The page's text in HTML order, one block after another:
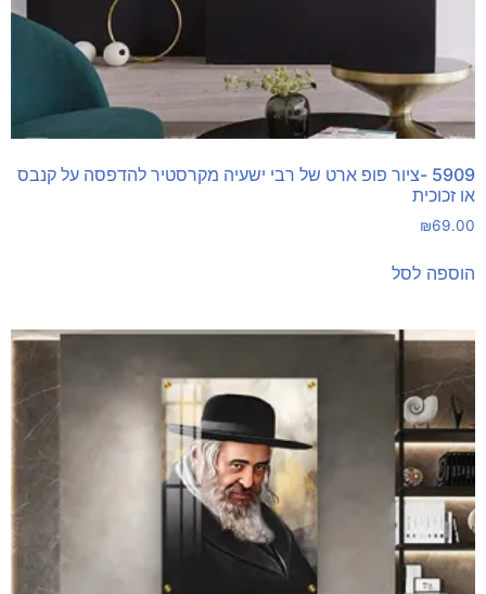
5909 -ציור פופ ארט של רבי ישעיה מקרסטיר להדפסה על קנבס
או זכוכית
₪69.00
הוספה לסל